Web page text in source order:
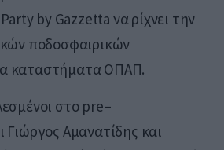
by Gazzetta να ρίχνει την
ποδοσφαιρικών
καταστήματα ΟΠΑΠ.
στο pre–
Γιώργος Αμανατίδης και